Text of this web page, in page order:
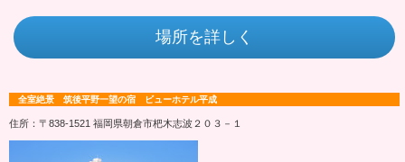
場所を詳しく
全室絶景 筑後平野一望の宿 ビューホテル平成
住所：〒838-1521 福岡県朝倉市杷木志波２０３－１